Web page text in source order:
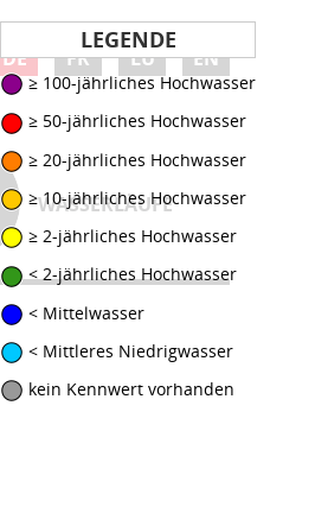
DE FR LU EN
WASSERLÄUFE
LEGENDE
≥ 100-jährliches Hochwasser
≥ 50-jährliches Hochwasser
≥ 20-jährliches Hochwasser
≥ 10-jährliches Hochwasser
≥ 2-jährliches Hochwasser
< 2-jährliches Hochwasser
< Mittelwasser
< Mittleres Niedrigwasser
kein Kennwert vorhanden